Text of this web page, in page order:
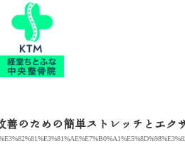
善のための簡単ストレッチとエク
お知らせ